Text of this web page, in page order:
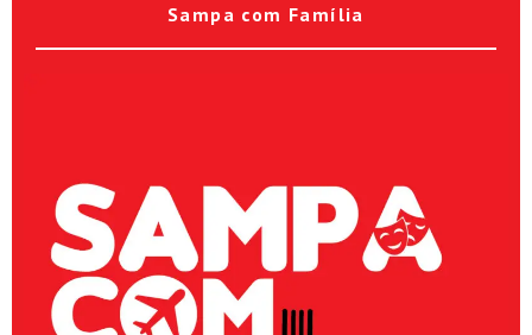
Sampa com Família